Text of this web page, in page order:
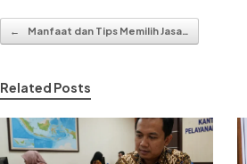
Post navigation
← Manfaat dan Tips Memilih Jasa…
Related Posts